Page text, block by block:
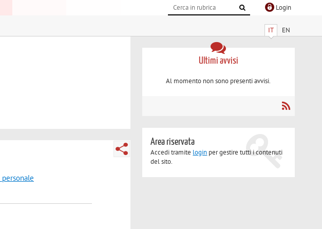
Login
IT EN
Ultimi avvisi
Al momento non sono presenti avvisi.
Area riservata
Accedi tramite login per gestire tutti i contenuti
del sito.